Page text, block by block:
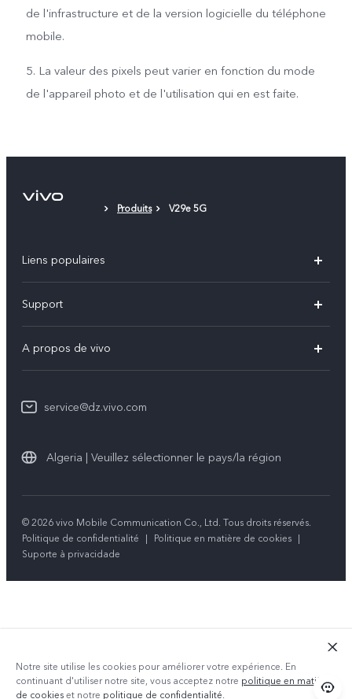
de l'infrastructure et de la version logicielle du téléphone
mobile.
5. La valeur des pixels peut varier en fonction du mode
de l'appareil photo et de l'utilisation qui en est faite.
Produits V29e 5G
Liens populaires
V60 Lite
Y21d
Tous les modèles
Support
Funtouch OS
Authentification IMEI
Instructions de garantie
A propos de vivo
Mentions légales
service@dz.vivo.com
Algeria | Veuillez sélectionner le pays/la région
© 2026 vivo Mobile Communication Co., Ltd. Tous droits réservés.
Politique de confidentialité
| Politique en matière de cookies |
Suporte à privacidade
Notre site utilise les cookies pour améliorer votre expérience. En
continuant d'utiliser notre site, vous acceptez notre politique en matière
de cookieset notre politique de confidentialité.